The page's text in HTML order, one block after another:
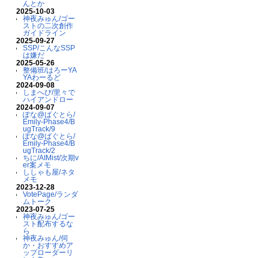
んとか
2025-10-03
神夜みゅん/ゴー
ストの二次創作
ガイドライン
2025-09-27
SSP/こんなSSP
は嫌だ
2025-05-26
整備班/はろーYA
YAわーるど
2024-09-08
しまへび/里々で
ハイアンドロー
2024-09-07
ぽな@ばぐとら/
Emily-Phase4/B
ugTrack/9
ぽな@ばぐとら/
Emily-Phase4/B
ugTrack/2
ちに/AIMist/次期v
er案メモ
ししゃも屋/ネタ
メモ
2023-12-28
VotePage/ランダ
ムトーク
2023-07-25
神夜みゅん/ゴー
スト配布するな
ら
神夜みゅん/伺
か・おすすめア
ップローダーリ